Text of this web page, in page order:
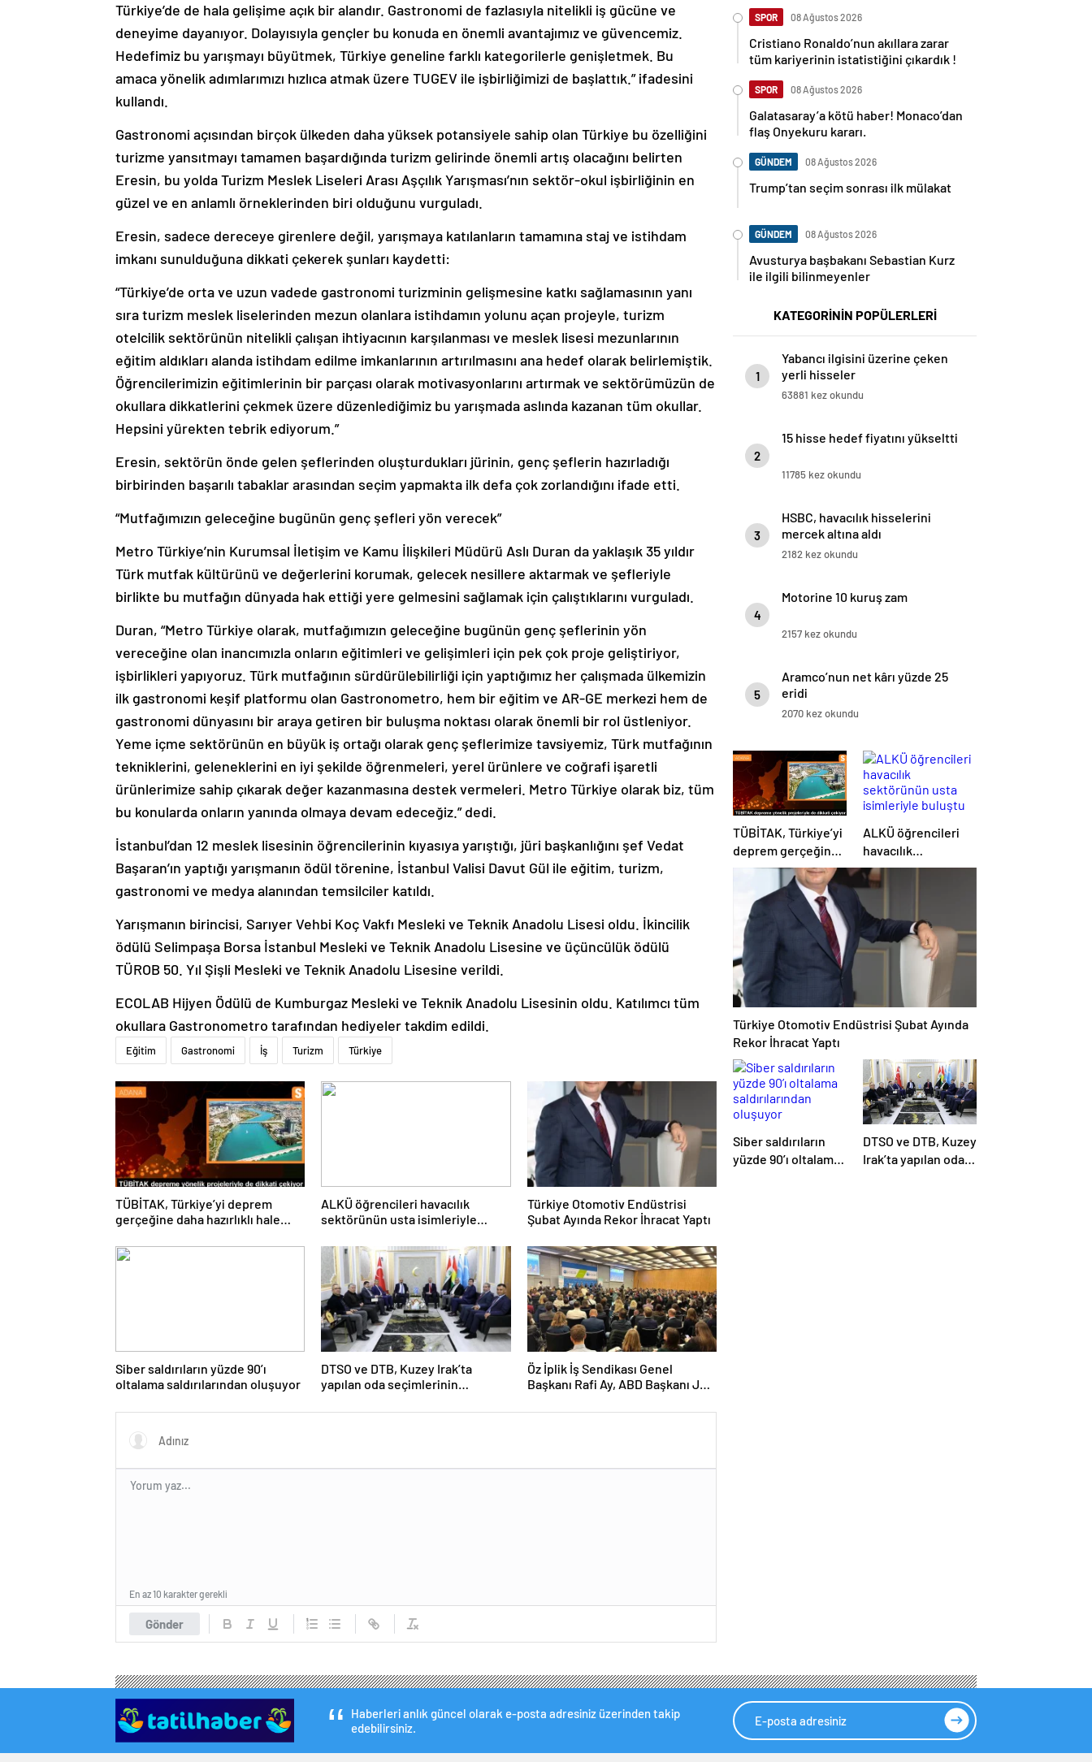
Türkiye’de de hala gelişime açık bir alandır. Gastronomi de fazlasıyla nitelikli iş gücüne ve
deneyime dayanıyor. Dolayısıyla gençler bu konuda en önemli avantajımız ve güvencemiz.
Hedefimiz bu yarışmayı büyütmek, Türkiye geneline farklı kategorilerle genişletmek. Bu
amaca yönelik adımlarımızı hızlıca atmak üzere TUGEV ile işbirliğimizi de başlattık.” ifadesini
kullandı.
Gastronomi açısından birçok ülkeden daha yüksek potansiyele sahip olan Türkiye bu özelliğini
turizme yansıtmayı tamamen başardığında turizm gelirinde önemli artış olacağını belirten
Eresin, bu yolda Turizm Meslek Liseleri Arası Aşçılık Yarışması’nın sektör-okul işbirliğinin en
güzel ve en anlamlı örneklerinden biri olduğunu vurguladı.
Eresin, sadece dereceye girenlere değil, yarışmaya katılanların tamamına staj ve istihdam
imkanı sunulduğuna dikkati çekerek şunları kaydetti:
“Türkiye’de orta ve uzun vadede gastronomi turizminin gelişmesine katkı sağlamasının yanı
sıra turizm meslek liselerinden mezun olanlara istihdamın yolunu açan projeyle, turizm
otelcilik sektörünün nitelikli çalışan ihtiyacının karşılanması ve meslek lisesi mezunlarının
eğitim aldıkları alanda istihdam edilme imkanlarının artırılmasını ana hedef olarak belirlemiştik.
Öğrencilerimizin eğitimlerinin bir parçası olarak motivasyonlarını artırmak ve sektörümüzün de
okullara dikkatlerini çekmek üzere düzenlediğimiz bu yarışmada aslında kazanan tüm okullar.
Hepsini yürekten tebrik ediyorum.”
Eresin, sektörün önde gelen şeflerinden oluşturdukları jürinin, genç şeflerin hazırladığı
birbirinden başarılı tabaklar arasından seçim yapmakta ilk defa çok zorlandığını ifade etti.
“Mutfağımızın geleceğine bugünün genç şefleri yön verecek”
Metro Türkiye’nin Kurumsal İletişim ve Kamu İlişkileri Müdürü Aslı Duran da yaklaşık 35 yıldır
Türk mutfak kültürünü ve değerlerini korumak, gelecek nesillere aktarmak ve şefleriyle
birlikte bu mutfağın dünyada hak ettiği yere gelmesini sağlamak için çalıştıklarını vurguladı.
Duran, “Metro Türkiye olarak, mutfağımızın geleceğine bugünün genç şeflerinin yön
vereceğine olan inancımızla onların eğitimleri ve gelişimleri için pek çok proje geliştiriyor,
işbirlikleri yapıyoruz. Türk mutfağının sürdürülebilirliği için yaptığımız her çalışmada ülkemizin
ilk gastronomi keşif platformu olan Gastronometro, hem bir eğitim ve AR-GE merkezi hem de
gastronomi dünyasını bir araya getiren bir buluşma noktası olarak önemli bir rol üstleniyor.
Yeme içme sektörünün en büyük iş ortağı olarak genç şeflerimize tavsiyemiz, Türk mutfağının
tekniklerini, geleneklerini en iyi şekilde öğrenmeleri, yerel ürünlere ve coğrafi işaretli
ürünlerimize sahip çıkarak değer kazanmasına destek vermeleri. Metro Türkiye olarak biz, tüm
bu konularda onların yanında olmaya devam edeceğiz.” dedi.
İstanbul’dan 12 meslek lisesinin öğrencilerinin kıyasıya yarıştığı, jüri başkanlığını şef Vedat
Başaran’ın yaptığı yarışmanın ödül törenine, İstanbul Valisi Davut Gül ile eğitim, turizm,
gastronomi ve medya alanından temsilciler katıldı.
Yarışmanın birincisi, Sarıyer Vehbi Koç Vakfı Mesleki ve Teknik Anadolu Lisesi oldu. İkincilik
ödülü Selimpaşa Borsa İstanbul Mesleki ve Teknik Anadolu Lisesine ve üçüncülük ödülü
TÜROB 50. Yıl Şişli Mesleki ve Teknik Anadolu Lisesine verildi.
ECOLAB Hijyen Ödülü de Kumburgaz Mesleki ve Teknik Anadolu Lisesinin oldu. Katılımcı tüm
okullara Gastronometro tarafından hediyeler takdim edildi.
Eğitim Gastronomi İş Turizm Türkiye
TÜBİTAK, Türkiye’yi deprem
gerçeğine daha hazırlıklı hale
ALKÜ öğrencileri havacılık
sektörünün usta isimleriyle
Türkiye Otomotiv Endüstrisi
Şubat Ayında Rekor İhracat Yaptı
Siber saldırıların yüzde 90’ı
oltalama saldırılarından oluşuyor
DTSO ve DTB, Kuzey Irak’ta
yapılan oda seçimlerinin
güçlendirmek için ziyaretler
Öz İplik İş Sendikası Genel
Başkanı Rafi Ay, ABD Başkanı Joe
görüştü
Gönder
En az 10 karakter gerekli
SPOR 08 Ağustos 2026
Cristiano Ronaldo’nun akıllara zarar
tüm kariyerinin istatistiğini çıkardık !
SPOR 08 Ağustos 2026
Galatasaray’a kötü haber! Monaco’dan
flaş Onyekuru kararı.
GÜNDEM 08 Ağustos 2026
Trump’tan seçim sonrası ilk mülakat
GÜNDEM 08 Ağustos 2026
Avusturya başbakanı Sebastian Kurz
ile ilgili bilinmeyenler
KATEGORİNİN POPÜLERLERİ
1
Yabancı ilgisini üzerine çeken
yerli hisseler
63881 kez okundu
2
15 hisse hedef fiyatını yükseltti
11785 kez okundu
3
HSBC, havacılık hisselerini
mercek altına aldı
2182 kez okundu
4
Motorine 10 kuruş zam
2157 kez okundu
5
Aramco’nun net kârı yüzde 25
eridi
2070 kez okundu
TÜBİTAK, Türkiye’yi
deprem gerçeğine
daha hazırlıklı hale
getiriyor
ALKÜ öğrencileri
havacılık
sektörünün usta
isimleriyle buluştu
Türkiye Otomotiv Endüstrisi Şubat Ayında
Rekor İhracat Yaptı
Siber saldırıların
yüzde 90’ı oltalama
DTSO ve DTB, Kuzey
Irak’ta yapılan oda
Haberleri anlık güncel olarak e-posta adresiniz üzerinden takip
edebilirsiniz.